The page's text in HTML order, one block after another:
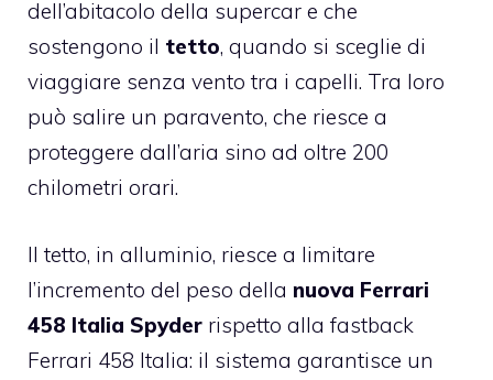
dell’abitacolo della supercar e che
sostengono il tetto, quando si sceglie di
viaggiare senza vento tra i capelli. Tra loro
può salire un paravento, che riesce a
proteggere dall’aria sino ad oltre 200
chilometri orari.
Il tetto, in alluminio, riesce a limitare
l’incremento del peso della nuova Ferrari
458 Italia Spyder rispetto alla fastback
Ferrari 458 Italia: il sistema garantisce un